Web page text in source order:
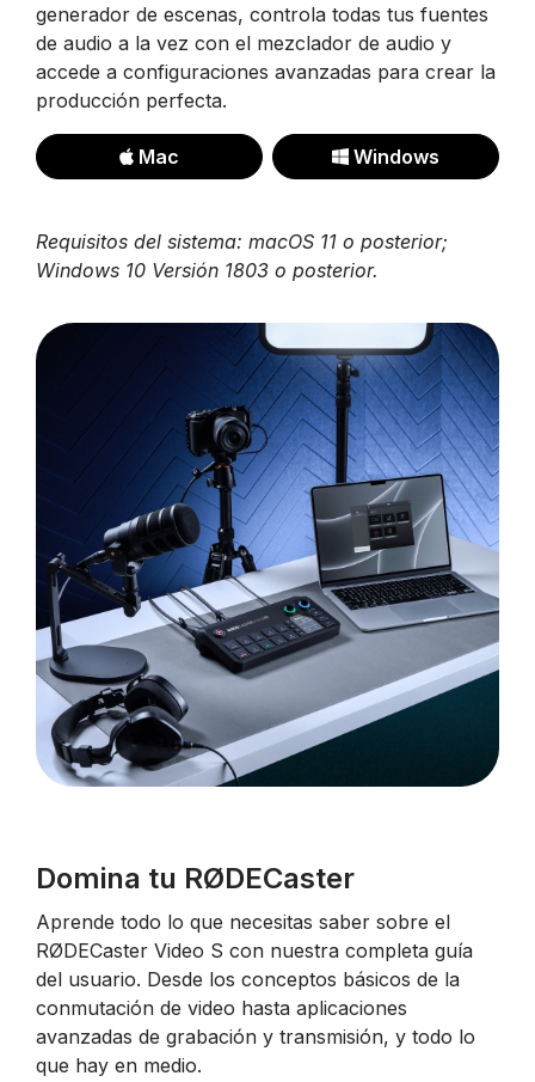
generador de escenas, controla todas tus fuentes
de audio a la vez con el mezclador de audio y
accede a configuraciones avanzadas para crear la
producción perfecta.
Mac Windows
Requisitos del sistema: macOS 11 o posterior;
Windows 10 Versión 1803 o posterior.
Domina tu RØDECaster
Aprende todo lo que necesitas saber sobre el
RØDECaster Video S con nuestra completa guía
del usuario. Desde los conceptos básicos de la
conmutación de video hasta aplicaciones
avanzadas de grabación y transmisión, y todo lo
que hay en medio.